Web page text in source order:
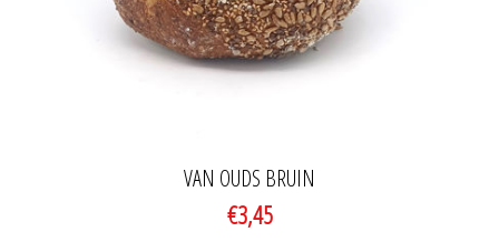
VAN OUDS BRUIN
€3,45